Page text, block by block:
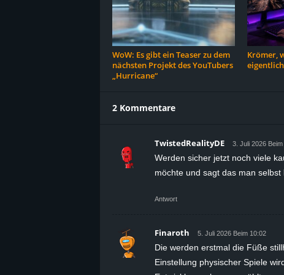
WoW: Es gibt ein Teaser zu dem
nächsten Projekt des YouTubers
„Hurricane“
Krömer,
2 Kommentare
TwistedRealityDE 3. Juli 2026 Beim
Werden sicher jetzt noch viele
möchte und sagt das man
Antwort
Finaroth 5. Juli 2026 Beim 10:02
Die werden erstmal die Füße
Einstellung physischer Spiele